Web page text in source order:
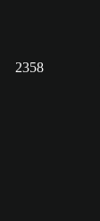
2358